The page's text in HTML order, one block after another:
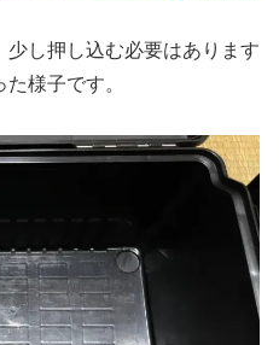
少し押し込む必要はあります
様子です。